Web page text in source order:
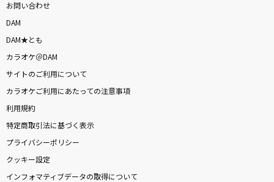
お問い合わせ
DAM
DAM★とも
カラオケ＠DAM
サイトのご利用について
カラオケご利用にあたっての注意事項
利用規約
特定商取引法に基づく表示
プライバシーポリシー
クッキー設定
インフォマティブデータの取得について